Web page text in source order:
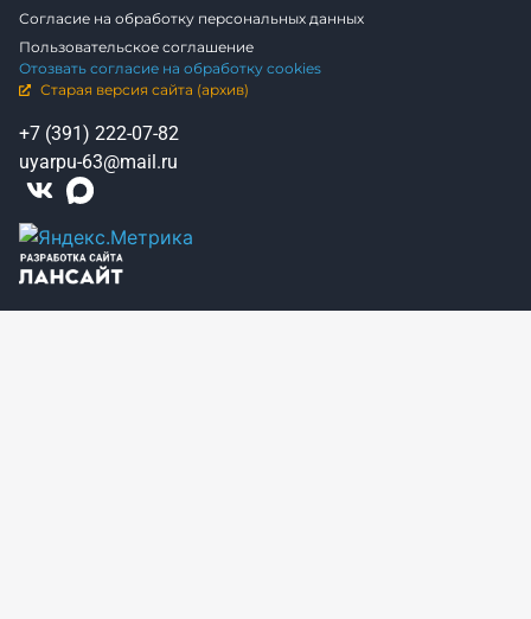
Согласие на обработку персональных данных
Пользовательское соглашение
Отозвать согласие на обработку cookies
Старая версия сайта (архив)
+7 (391) 222-07-82
uyarpu-63@mail.ru